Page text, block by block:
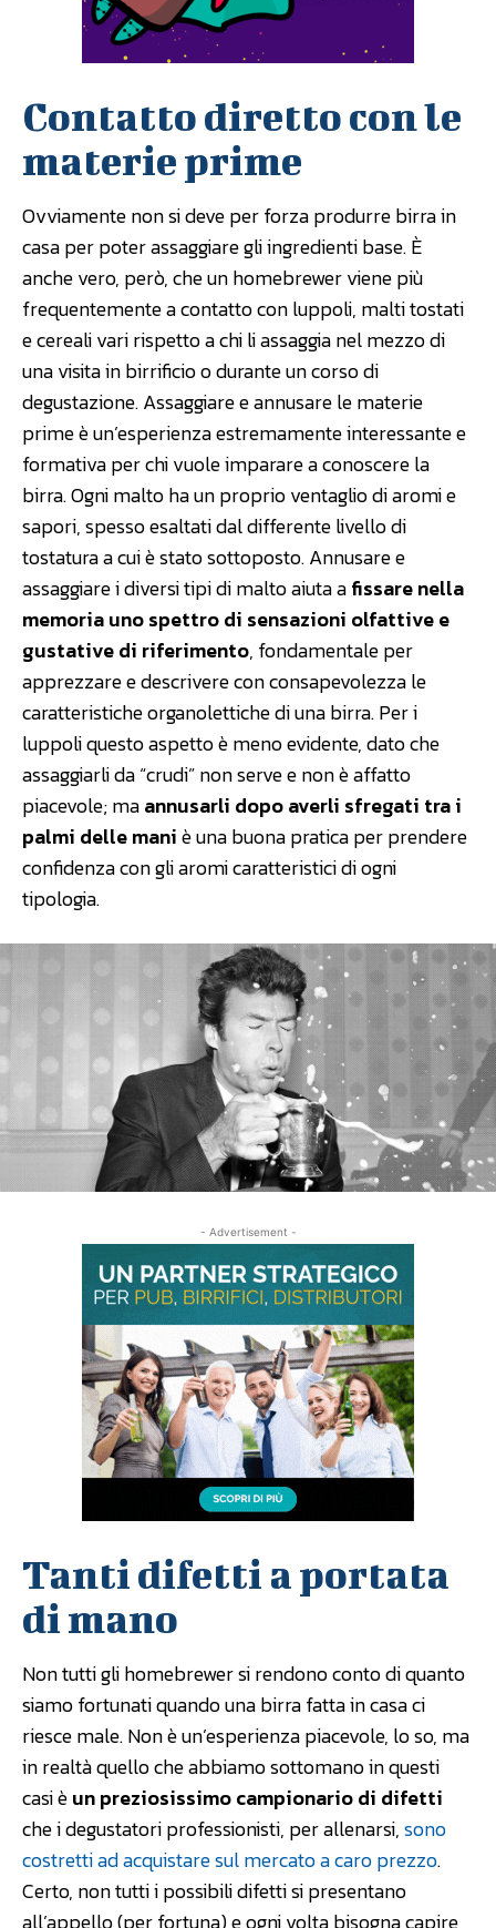
Contatto diretto con le
materie prime
Ovviamente non si deve per forza produrre birra in
casa per poter assaggiare gli ingredienti base. È
anche vero, però, che un homebrewer viene più
frequentemente a contatto con luppoli, malti tostati
e cereali vari rispetto a chi li assaggia nel mezzo di
una visita in birrificio o durante un corso di
degustazione. Assaggiare e annusare le materie
prime è un’esperienza estremamente interessante e
formativa per chi vuole imparare a conoscere la
birra. Ogni malto ha un proprio ventaglio di aromi e
sapori, spesso esaltati dal differente livello di
tostatura a cui è stato sottoposto. Annusare e
assaggiare i diversi tipi di malto aiuta afissare nella
memoria uno spettro di sensazioni olfattive e
gustative di riferimento, fondamentale per
apprezzare e descrivere con consapevolezza le
caratteristiche organolettiche di una birra. Per i
luppoli questo aspetto è meno evidente, dato che
assaggiarli da “crudi” non serve e non è affatto
piacevole; maannusarli dopo averli sfregati tra i
palmi delle maniè una buona pratica per prendere
confidenza con gli aromi caratteristici di ogni
tipologia.
- Advertisement -
Tanti difetti a portata
di mano
Non tutti gli homebrewer si rendono conto di quanto
siamo fortunati quando una birra fatta in casa ci
riesce male. Non è un’esperienza piacevole, lo so, ma
in realtà quello che abbiamo sottomano in questi
casi èun preziosissimo campionario di difetti
che i degustatori professionisti, per allenarsi,sono
costretti ad acquistare sul mercato a caro prezzo.
Certo, non tutti i possibili difetti si presentano
all’appello (per fortuna) e ogni volta bisogna capire